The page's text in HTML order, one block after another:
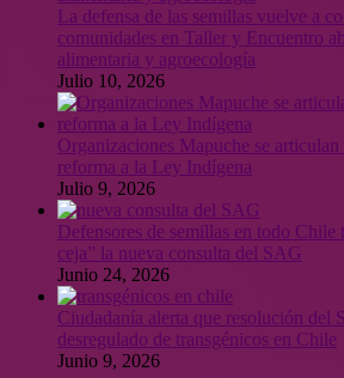
La defensa de las semillas vuelve a
comunidades en Taller y Encuentro
alimentaria y agroecología
Julio 10, 2026
Organizaciones Mapuche se articulan
reforma a la Ley Indígena
Julio 9, 2026
Defensores de semillas en todo Chile
ceja” la nueva consulta del SAG
Junio 24, 2026
Ciudadanía alerta que resolución del
desregulado de transgénicos en Chile
Junio 9, 2026